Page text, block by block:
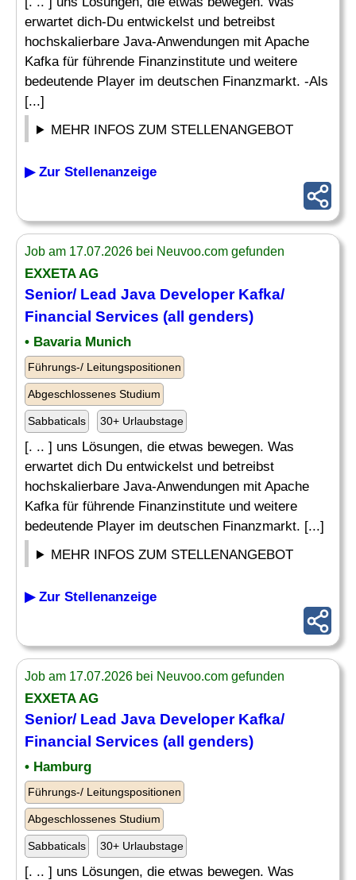
erwartet dich-Du entwickelst und betreibst
hochskalierbare Java-Anwendungen mit Apache
Kafka für führende Finanzinstitute und weitere
bedeutende Player im deutschen Finanzmarkt. -Als
[...]
MEHR INFOS ZUM STELLENANGEBOT
▶ Zur Stellenanzeige
Job am 17.07.2026 bei Neuvoo.com gefunden
EXXETA AG
Senior/ Lead Java DeveloperKafka/
Financial Services (all genders)
• Bavaria Munich
Führungs-/ Leitungspositionen
Abgeschlossenes Studium
Sabbaticals 30+ Urlaubstage
[. .. ] uns Lösungen, die etwas bewegen. Was
erwartet dich Du entwickelst und betreibst
hochskalierbare Java-Anwendungen mit Apache
Kafka für führende Finanzinstitute und weitere
bedeutende Player im deutschen Finanzmarkt. [...]
MEHR INFOS ZUM STELLENANGEBOT
▶ Zur Stellenanzeige
Job am 17.07.2026 bei Neuvoo.com gefunden
EXXETA AG
Senior/ Lead Java DeveloperKafka/
Financial Services (all genders)
• Hamburg
Führungs-/ Leitungspositionen
Abgeschlossenes Studium
Sabbaticals 30+ Urlaubstage
[. .. ] uns Lösungen, die etwas bewegen. Was